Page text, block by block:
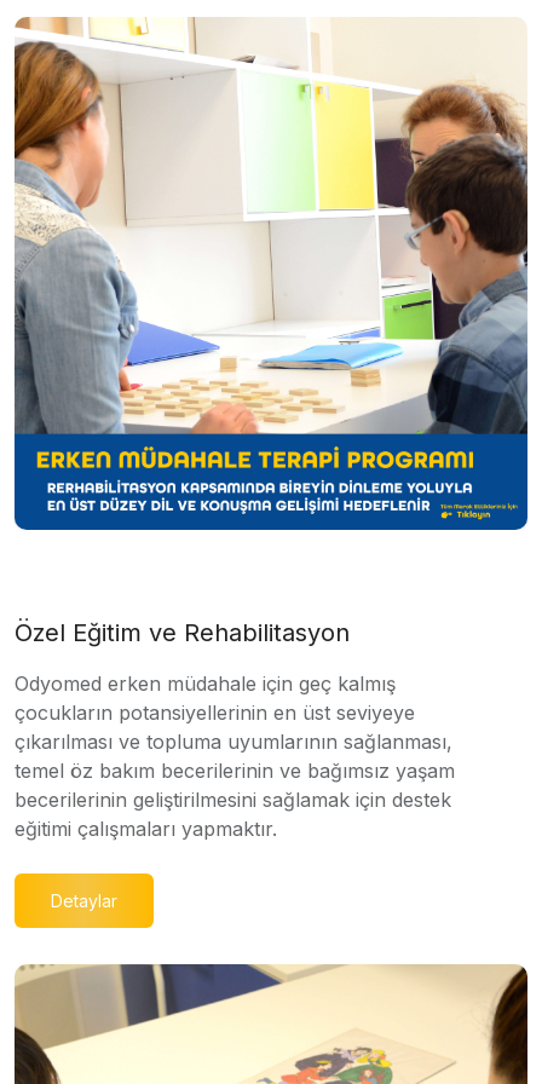
Özel Eğitim ve Rehabilitasyon
Odyomed erken müdahale için geç kalmış
çocukların potansiyellerinin en üst seviyeye
çıkarılması ve topluma uyumlarının sağlanması,
temel öz bakım becerilerinin ve bağımsız yaşam
becerilerinin geliştirilmesini sağlamak için destek
eğitimi çalışmaları yapmaktır.
Detaylar